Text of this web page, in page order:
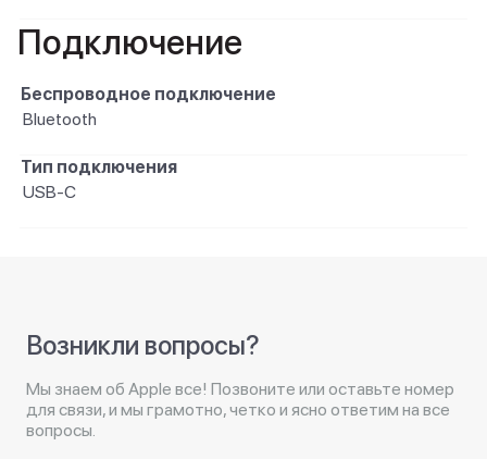
Подключение
Беспроводное подключение
Bluetooth
Тип подключения
USB-C
Возникли вопросы?
Мы знаем об Apple все! Позвоните или оставьте номер
для связи, и мы грамотно, четко и ясно ответим на все
вопросы.